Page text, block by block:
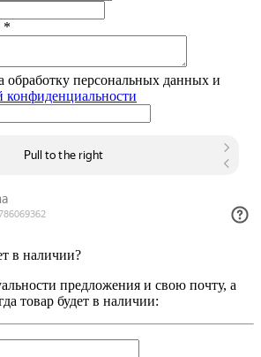
*
обработку персональных данных и
конфиденциальности
в наличии?
предложения и свою почту, а
товар будет в наличии: